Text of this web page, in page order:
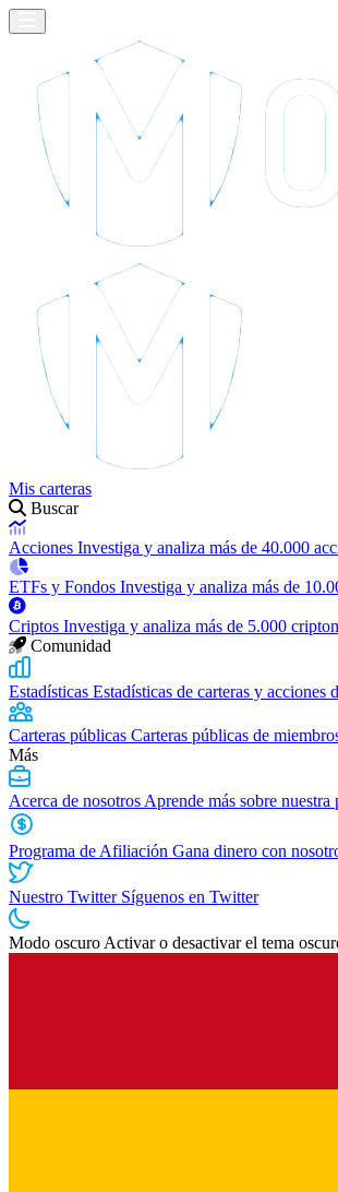
Mis carteras
Buscar
Acciones Investiga y analiza más de 40.000
ETFs y Fondos Investiga y analiza más de
Criptos Investiga y analiza más de 5.000
Comunidad
Estadísticas Estadísticas de carteras y acciones
Carteras públicas Carteras públicas de
Más
Acerca de nosotros Aprende más sobre nuestra
Programa de Afiliación Gana dinero con
Nuestro Twitter Síguenos en Twitter
Modo oscuro Activar o desactivar el tema